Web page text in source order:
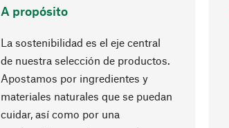
A propósito
La sostenibilidad es el eje central
de nuestra selección de productos.
Apostamos por ingredientes y
materiales naturales que se puedan
cuidar, así como por una